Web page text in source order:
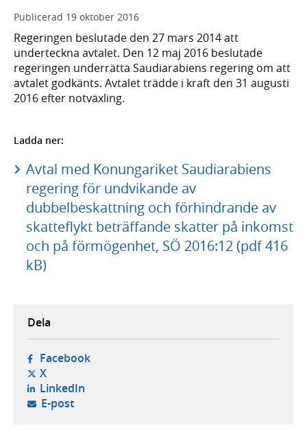
Publicerad 19 oktober 2016
Regeringen beslutade den 27 mars 2014 att
underteckna avtalet. Den 12 maj 2016 beslutade
regeringen underrätta Saudiarabiens regering om att
avtalet godkänts. Avtalet trädde i kraft den 31 augusti
2016 efter notväxling.
Ladda ner:
Avtal med Konungariket Saudiarabiens
regering för undvikande av
dubbelbeskattning och förhindrande av
skatteflykt beträffande skatter på inkomst
och på förmögenhet, SÖ 2016:12 (pdf 416
kB)
Dela
Facebook- öppnas i ny flik, extern webbplats,
X- öppnas i ny flik, extern webbplats,
LinkedIn- öppnas i ny flik, extern webbplats,
E-post- öppnar din e-postklient,